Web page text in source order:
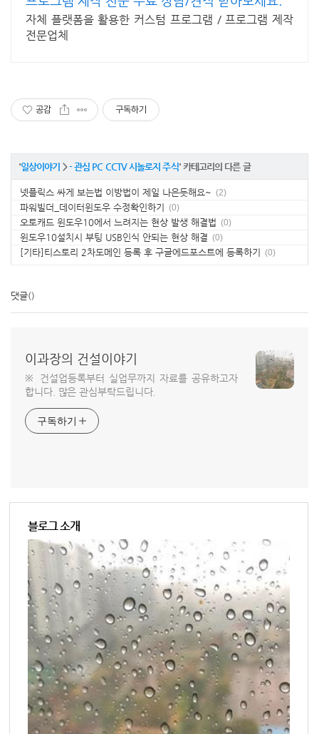
자체 플랫폼을 활용한 커스텀 프로그램 / 프로그램 제작
전문업체
공감 구독하기
'일상이야기 >- 관심 PC CCTV 시놀로지 주식' 카테고리의 다른 글
넷플릭스 싸게 보는법 이방법이 제일 나은듯해요~ (2)
파워빌더_데이터윈도우 수정확인하기 (0)
오토캐드 윈도우10에서 느려지는 현상 발생 해결법 (0)
윈도우10설치시 부팅 USB인식 안되는 현상 해결 (0)
[기타]티스토리 2차도메인 등록 후 구글에드포스트에 등록하기 (0)
댓글()
이과장의 건설이야기
※ 건설업등록부터 실업무까지 자료를 공유하고자
합니다. 많은 관심부탁드립니다.
구독하기
블로그 소개